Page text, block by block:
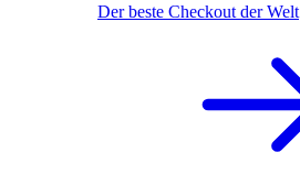
Der beste Checkout der Welt